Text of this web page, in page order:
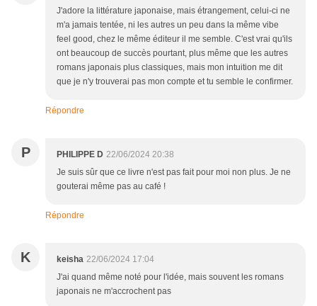
J'adore la littérature japonaise, mais étrangement, celui-ci ne
m'a jamais tentée, ni les autres un peu dans la même vibe
feel good, chez le même éditeur il me semble. C'est vrai qu'ils
ont beaucoup de succès pourtant, plus même que les autres
romans japonais plus classiques, mais mon intuition me dit
que je n'y trouverai pas mon compte et tu semble le confirmer.
Répondre
P PHILIPPE D 22/06/2024 20:38
Je suis sûr que ce livre n'est pas fait pour moi non plus. Je ne
gouterai même pas au café !
Répondre
K keisha 22/06/2024 17:04
J'ai quand même noté pour l'idée, mais souvent les romans
japonais ne m'accrochent pas